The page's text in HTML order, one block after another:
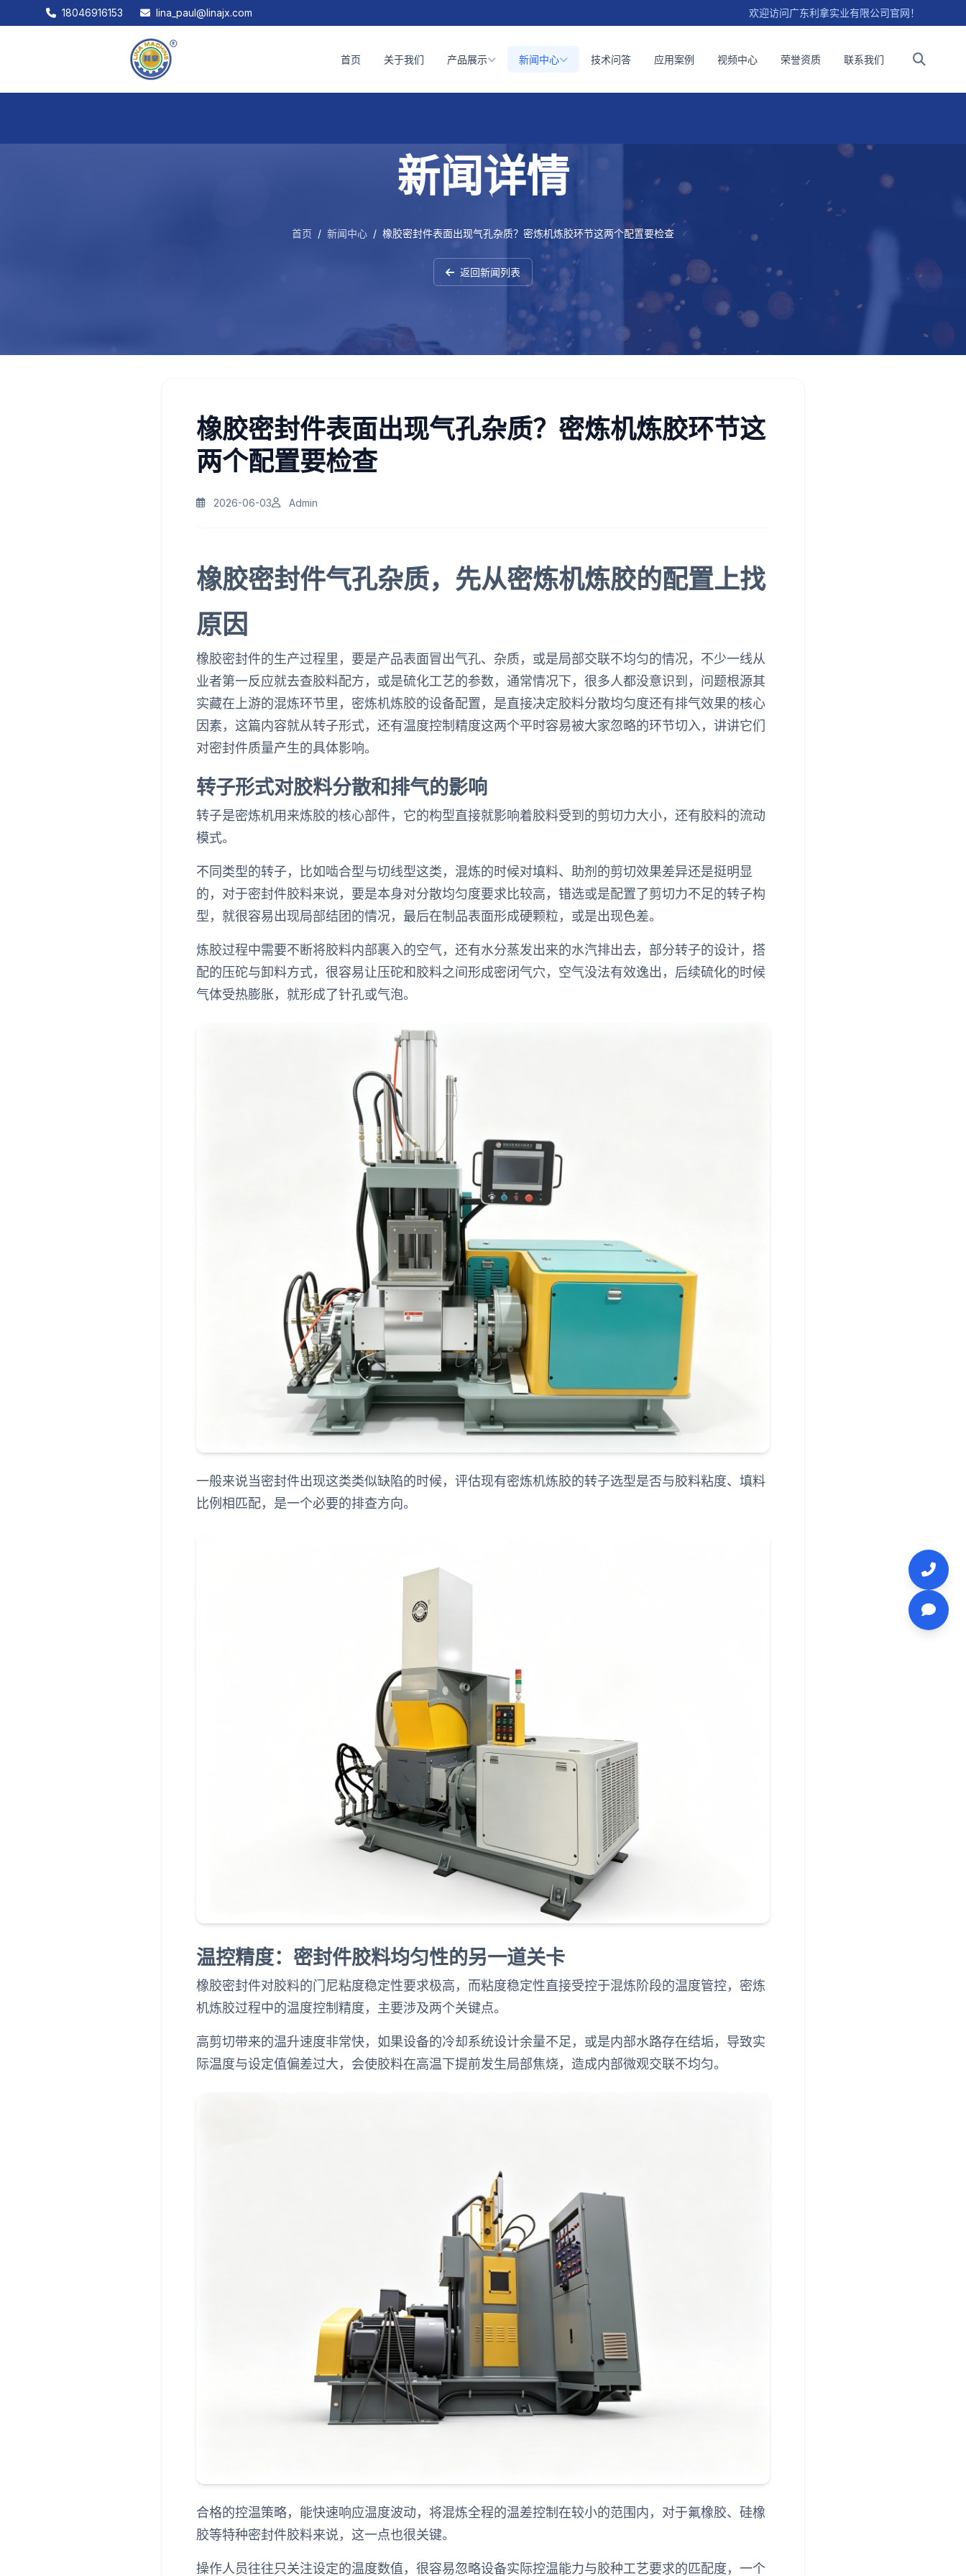
18046916153 lina_paul@linajx.com 欢迎访问广东利拿实业有限公司官网！
首页 关于我们 产品展示 新闻中心 技术问答 应用案例 视频中心 荣誉资质 联系我们
新闻详情
首页 / 新闻中心 / 橡胶密封件表面出现气孔杂质？密炼机炼胶环节这两个配置要检查
返回新闻列表
橡胶密封件表面出现气孔杂质？密炼机炼胶环节这
两个配置要检查
2026-06-03 Admin
橡胶密封件气孔杂质，先从密炼机炼胶的配置上找
原因
橡胶密封件的生产过程里，要是产品表面冒出气孔、杂质，或是局部交联不均匀的情况，不少一线从
业者第一反应就去查胶料配方，或是硫化工艺的参数，通常情况下，很多人都没意识到，问题根源其
实藏在上游的混炼环节里，密炼机炼胶的设备配置，是直接决定胶料分散均匀度还有排气效果的核心
因素，这篇内容就从转子形式，还有温度控制精度这两个平时容易被大家忽略的环节切入，讲讲它们
对密封件质量产生的具体影响。
转子形式对胶料分散和排气的影响
转子是密炼机用来炼胶的核心部件，它的构型直接就影响着胶料受到的剪切力大小，还有胶料的流动
模式。
不同类型的转子，比如啮合型与切线型这类，混炼的时候对填料、助剂的剪切效果差异还是挺明显
的，对于密封件胶料来说，要是本身对分散均匀度要求比较高，错选或是配置了剪切力不足的转子构
型，就很容易出现局部结团的情况，最后在制品表面形成硬颗粒，或是出现色差。
炼胶过程中需要不断将胶料内部裹入的空气，还有水分蒸发出来的水汽排出去，部分转子的设计，搭
配的压砣与卸料方式，很容易让压砣和胶料之间形成密闭气穴，空气没法有效逸出，后续硫化的时候
气体受热膨胀，就形成了针孔或气泡。
一般来说当密封件出现这类类似缺陷的时候，评估现有密炼机炼胶的转子选型是否与胶料粘度、填料
比例相匹配，是一个必要的排查方向。
温控精度：密封件胶料均匀性的另一道关卡
橡胶密封件对胶料的门尼粘度稳定性要求极高，而粘度稳定性直接受控于混炼阶段的温度管控，密炼
机炼胶过程中的温度控制精度，主要涉及两个关键点。
高剪切带来的温升速度非常快，如果设备的冷却系统设计余量不足，或是内部水路存在结垢，导致实
际温度与设定值偏差过大，会使胶料在高温下提前发生局部焦烧，造成内部微观交联不均匀。
合格的控温策略，能快速响应温度波动，将混炼全程的温差控制在较小的范围内，对于氟橡胶、硅橡
胶等特种密封件胶料来说，这一点也很关键。
操作人员往往只关注设定的温度数值，很容易忽略设备实际控温能力与胶种工艺要求的匹配度，一个